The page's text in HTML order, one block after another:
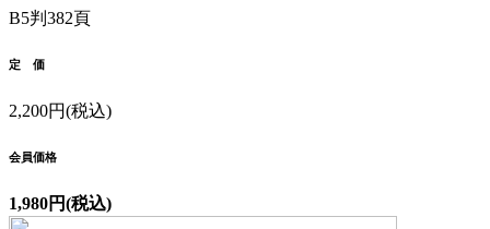
B5判382頁
定 価
2,200円(税込)
会員価格
1,980円(税込)